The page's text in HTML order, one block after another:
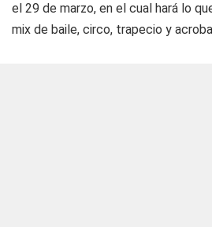
el 29 de marzo, en el cual hará lo
mix de baile, circo, trapecio y